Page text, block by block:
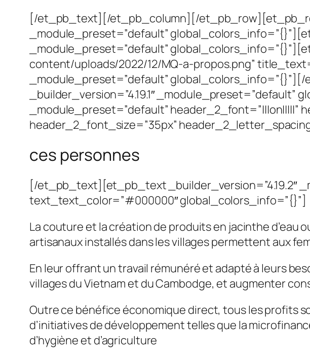
[/et_pb_text][/et_pb_column][/
_module_preset=”default”
_module_preset=”default”
content/uploads/2022/12/MQ-a-propos.png”
_module_preset=”default”
_builder_version=”4.19.1″
_module_preset=”default”
header_2_font_size=”35px”
ces personnes
[/et_pb_text][et_pb_text _builder_version=”4.19.2″
text_text_color=”#000000″ global_colors_info=”{}”]
La couture et la création de produits en jacinthe d’eau
artisanaux installés dans les villages permettent aux
En leur offrant un travail rémunéré et adapté à leurs
villages du Vietnam et du Cambodge, et augmenter
Outre ce bénéfice économique direct, tous les profits
d’initiatives de développement telles que la
d’hygiène et d’agriculture